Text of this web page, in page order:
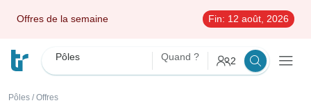
Offres de la semaine Fin: 12 août, 2026
Pôles Quand ? 2
Pôles / Offres